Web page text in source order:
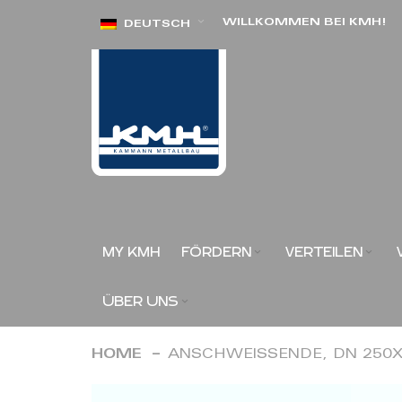
Direkt DEUTSCH WILLKOMMEN BEI KMH!
MY KMH FÖRDERN VERTEILEN
ÜBER UNS
HOME ANSCHWEISSENDE, DN